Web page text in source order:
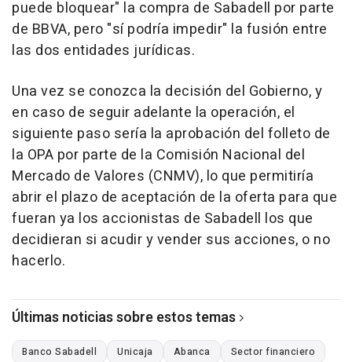
puede bloquear" la compra de Sabadell por parte
de BBVA, pero "sí podría impedir" la fusión entre
las dos entidades jurídicas.
Una vez se conozca la decisión del Gobierno, y
en caso de seguir adelante la operación, el
siguiente paso sería la aprobación del folleto de
la OPA por parte de la Comisión Nacional del
Mercado de Valores (CNMV), lo que permitiría
abrir el plazo de aceptación de la oferta para que
fueran ya los accionistas de Sabadell los que
decidieran si acudir y vender sus acciones, o no
hacerlo.
Últimas noticias sobre estos temas
Banco Sabadell Unicaja Abanca
Sector financiero